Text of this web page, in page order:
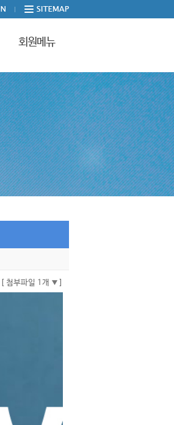
회원메뉴
[ 첨부파일 1개